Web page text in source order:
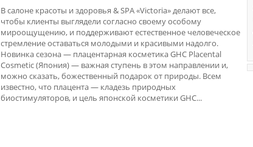
В салоне красоты и здоровья & SPA «Victoria» делают все,
чтобы клиенты выглядели согласно своему особому
мироощущению, и поддерживают естественное человеческое
стремление оставаться молодыми и красивыми надолго.
Новинка сезона — плацентарная косметика GHC Placental
Cosmetic (Япония) — важная ступень в этом направлении и,
можно сказать, божественный подарок от природы. Всем
известно, что плацента — кладезь природных
биостимуляторов, и цель японской косметики GHC...